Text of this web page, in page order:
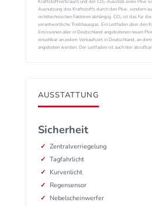
Kraftstoffverbrauch und der CO₂-Ausstoß eines Pkw
Ausnutzung des Kraftstoffs durch den Pkw, sondern
nichttechnischen Faktoren abhängig. CO₂ ist das für
verantwortliche Treibhausgas. Ein Leitfaden über den
Emissionen aller in Deutschland angebotenen neuen
einsehbar an jedem Verkaufsort in Deutschland, an
angeboten werden. Der Leitfaden ist auch hier
AUSSTATTUNG
Sicherheit
Zentralverriegelung
Tagfahrlicht
Kurvenlicht
Regensensor
Nebelscheinwerfer